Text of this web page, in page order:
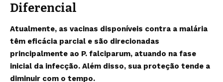
Diferencial
Atualmente, as vacinas disponíveis contra a malária
têm eficácia parcial e são direcionadas
principalmente ao P. falciparum, atuando na fase
inicial da infecção. Além disso, sua proteção tende a
diminuir com o tempo.